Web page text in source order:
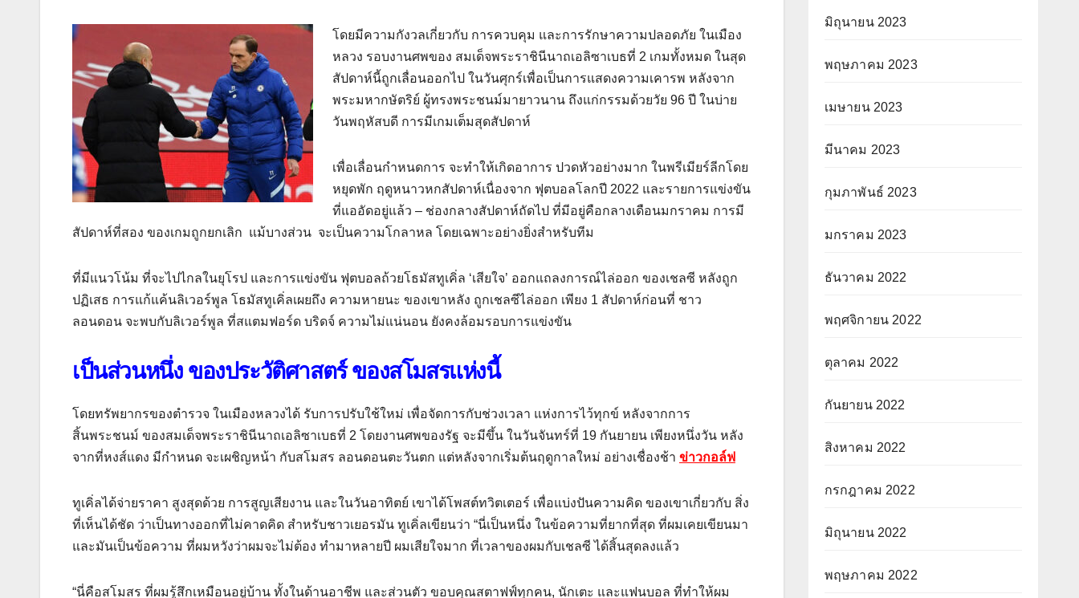
โดยมีความกังวลเกี่ยวกับ การควบคุม และการรักษาความปลอดภัย ในเมือง
หลวง รอบงานศพของ สมเด็จพระราชินีนาถเอลิซาเบธที่ 2 เกมทั้งหมด ในสุด
สัปดาห์นี้ถูกเลื่อนออกไป ในวันศุกร์เพื่อเป็นการแสดงความเคารพ หลังจาก
พระมหากษัตริย์ ผู้ทรงพระชนม์มายาวนาน ถึงแก่กรรมด้วยวัย 96 ปี ในบ่าย
วันพฤหัสบดี การมีเกมเต็มสุดสัปดาห์
เพื่อเลื่อนกําหนดการ จะทําให้เกิดอาการ ปวดหัวอย่างมาก ในพรีเมียร์ลีกโดย
หยุดพัก ฤดูหนาวหกสัปดาห์เนื่องจาก ฟุตบอลโลกปี 2022 และรายการแข่งขัน
ที่แออัดอยู่แล้ว – ช่องกลางสัปดาห์ถัดไป ที่มีอยู่คือกลางเดือนมกราคม การมี
สัปดาห์ที่สอง ของเกมถูกยกเลิก แม้บางส่วน จะเป็นความโกลาหล โดยเฉพาะอย่างยิ่งสําหรับทีม
ที่มีแนวโน้ม ที่จะไปไกลในยุโรป และการแข่งขัน ฟุตบอลถ้วยโธมัสทูเคิ่ล ‘เสียใจ’ ออกแถลงการณ์ไล่ออก ของเชลซี หลังถูก
ปฏิเสธ การแก้แค้นลิเวอร์พูล โธมัสทูเคิ่ลเผยถึง ความหายนะ ของเขาหลัง ถูกเชลซีไล่ออก เพียง 1 สัปดาห์ก่อนที่ ชาว
ลอนดอน จะพบกับลิเวอร์พูล ที่สแตมฟอร์ด บริดจ์ ความไม่แน่นอน ยังคงล้อมรอบการแข่งขัน
เป็นส่วนหนึ่ง ของประวัติศาสตร์ ของสโมสรแห่งนี้
โดยทรัพยากรของตํารวจ ในเมืองหลวงได้ รับการปรับใช้ใหม่ เพื่อจัดการกับช่วงเวลา แห่งการไว้ทุกข์ หลังจากการ
สิ้นพระชนม์ ของสมเด็จพระราชินีนาถเอลิซาเบธที่ 2 โดยงานศพของรัฐ จะมีขึ้น ในวันจันทร์ที่ 19 กันยายน เพียงหนึ่งวัน หลัง
จากที่หงส์แดง มีกําหนด จะเผชิญหน้า กับสโมสร ลอนดอนตะวันตก แต่หลังจากเริ่มต้นฤดูกาลใหม่ อย่างเชื่องช้า ข่าวกอล์ฟ
ทูเคิ่ลได้จ่ายราคา สูงสุดด้วย การสูญเสียงาน และในวันอาทิตย์ เขาได้โพสต์ทวิตเตอร์ เพื่อแบ่งปันความคิด ของเขาเกี่ยวกับ สิ่ง
ที่เห็นได้ชัด ว่าเป็นทางออกที่ไม่คาดคิด สําหรับชาวเยอรมัน ทูเคิ่ลเขียนว่า “นี่เป็นหนึ่ง ในข้อความที่ยากที่สุด ที่ผมเคยเขียนมา
และมันเป็นข้อความ ที่ผมหวังว่าผมจะไม่ต้อง ทํามาหลายปี ผมเสียใจมาก ที่เวลาของผมกับเชลซี ได้สิ้นสุดลงแล้ว
“นี่คือสโมสร ที่ผมรู้สึกเหมือนอยู่บ้าน ทั้งในด้านอาชีพ และส่วนตัว ขอบคุณสตาฟฟ์ทุกคน, นักเตะ และแฟนบอล ที่ทําให้ผม
มิถุนายน 2023
พฤษภาคม 2023
เมษายน 2023
มีนาคม 2023
กุมภาพันธ์ 2023
มกราคม 2023
ธันวาคม 2022
พฤศจิกายน 2022
ตุลาคม 2022
กันยายน 2022
สิงหาคม 2022
กรกฎาคม 2022
มิถุนายน 2022
พฤษภาคม 2022